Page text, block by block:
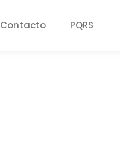
Contacto PQRS